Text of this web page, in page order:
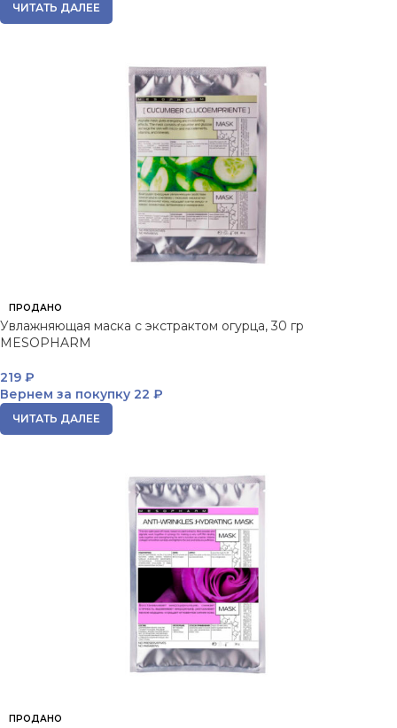
ЧИТАТЬ ДАЛЕЕ
ПРОДАНО
Увлажняющая маска с экстрактом огурца, 30 гр
MESOPHARM
219 ₽
Вернем за покупку 22 ₽
ЧИТАТЬ ДАЛЕЕ
ПРОДАНО